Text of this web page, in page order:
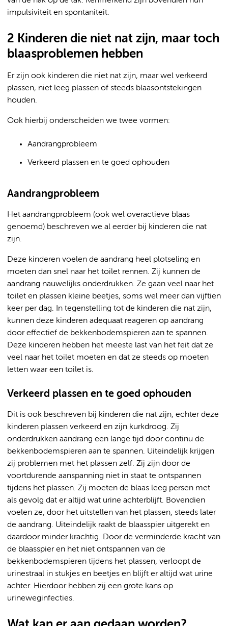
impulsiviteit en spontaniteit.
2 Kinderen die niet nat zijn, maar toch
blaasproblemen hebben
Er zijn ook kinderen die niet nat zijn, maar wel verkeerd
plassen, niet leeg plassen of steeds blaasontstekingen
houden.
Ook hierbij onderscheiden we twee vormen:
Aandrangprobleem
Verkeerd plassen en te goed ophouden
Aandrangprobleem
Het aandrangprobleem (ook wel overactieve blaas
genoemd) beschreven we al eerder bij kinderen die nat
zijn.
Deze kinderen voelen de aandrang heel plotseling en
moeten dan snel naar het toilet rennen. Zij kunnen de
aandrang nauwelijks onderdrukken. Ze gaan veel naar het
toilet en plassen kleine beetjes, soms wel meer dan vijftien
keer per dag. In tegenstelling tot de kinderen die nat zijn,
kunnen deze kinderen adequaat reageren op aandrang
door effectief de bekkenbodemspieren aan te spannen.
Deze kinderen hebben het meeste last van het feit dat ze
veel naar het toilet moeten en dat ze steeds op moeten
letten waar een toilet is.
Verkeerd plassen en te goed ophouden
Dit is ook beschreven bij kinderen die nat zijn, echter deze
kinderen plassen verkeerd en zijn kurkdroog. Zij
onderdrukken aandrang een lange tijd door continu de
bekkenbodemspieren aan te spannen. Uiteindelijk krijgen
zij problemen met het plassen zelf. Zij zijn door de
voortdurende aanspanning niet in staat te ontspannen
tijdens het plassen. Zij moeten de blaas leeg persen met
als gevolg dat er altijd wat urine achterblijft. Bovendien
voelen ze, door het uitstellen van het plassen, steeds later
de aandrang. Uiteindelijk raakt de blaasspier uitgerekt en
daardoor minder krachtig. Door de verminderde kracht van
de blaasspier en het niet ontspannen van de
bekkenbodemspieren tijdens het plassen, verloopt de
urinestraal in stukjes en beetjes en blijft er altijd wat urine
achter. Hierdoor hebben zij een grote kans op
urineweginfecties.